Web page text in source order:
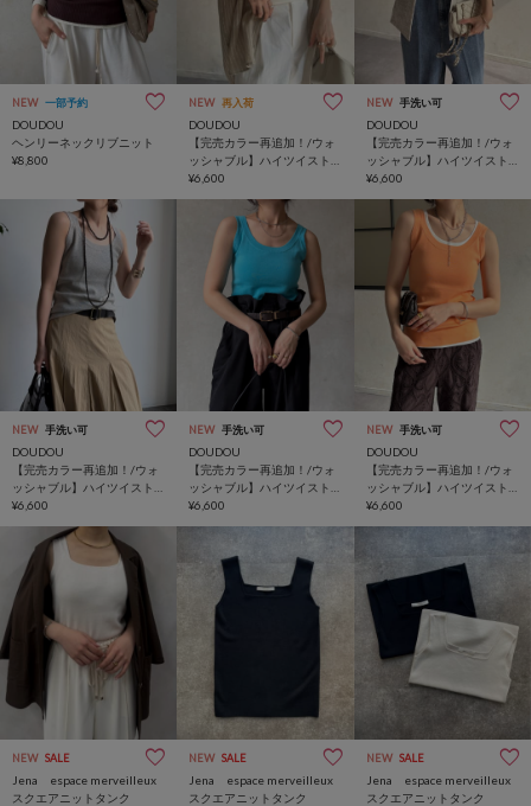
NEW 一部予約
DOUDOU
ヘンリーネックリブニット
¥8,800
NEW 再入荷
DOUDOU
【完売カラー再追加！/ウォ
ッシャブル】ハイツイスト
ニットタンク
¥6,600
NEW 手洗い可
DOUDOU
【完売カラー再追加！/ウォ
ッシャブル】ハイツイスト
ニットタンク
¥6,600
NEW 手洗い可
DOUDOU
【完売カラー再追加！/ウォ
ッシャブル】ハイツイスト
ニットタンク
¥6,600
NEW 手洗い可
DOUDOU
【完売カラー再追加！/ウォ
ッシャブル】ハイツイスト
ニットタンク
¥6,600
NEW 手洗い可
DOUDOU
【完売カラー再追加！/ウォ
ッシャブル】ハイツイスト
ニットタンク
¥6,600
NEW SALE
Jena espace merveilleux
スクエアニットタンク
NEW SALE
Jena espace merveilleux
スクエアニットタンク
NEW SALE
Jena espace merveilleux
スクエアニットタンク